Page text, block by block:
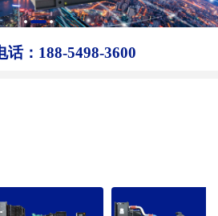
话：188-5498-3600